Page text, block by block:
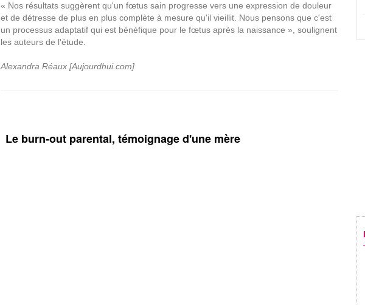
« Nos résultats suggèrent qu'un fœtus sain progresse vers une expression de douleur
et de détresse de plus en plus complète à mesure qu'il vieillit. Nous pensons que c'est
un processus adaptatif qui est bénéfique pour le fœtus après la naissance », soulignent
les auteurs de l'étude.
Alexandra Réaux [Aujourdhui.com]
Le burn-out parental, témoignage d'une mère